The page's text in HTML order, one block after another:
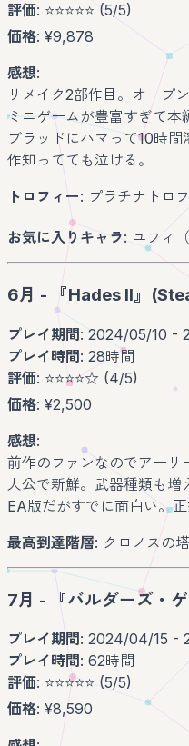
評価: ⭐️⭐️⭐️⭐️⭐️ (5/5)
価格: ¥9,878
感想:
リメイク2部作目。オープ
ミニゲームが豊富すぎて本
ブラッドにハマって10時
作知ってても泣ける。
トロフィー: プラチナトロ
お気に入りキャラ: ユフィ
6月 - 『Hades II』
プレイ期間: 2024/05/10 -
プレイ時間: 28時間
評価: ⭐️⭐️⭐️⭐️☆ (4/5)
価格: ¥2,500
感想:
前作のファンなのでアーリ
人公で新鮮。武器種類も
EA版だがすでに面白い。正
最高到達階層: クロノスの
7月 - 『バルダーズ・
プレイ期間 : 2024/04/15 -
プレイ時間 : 62時間
評価: ⭐️⭐️⭐️⭐️⭐️ (5/5)
価格: ¥8,590